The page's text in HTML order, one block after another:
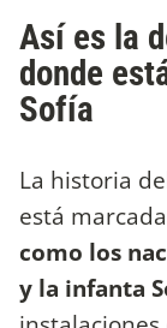
Así es la
donde
Sofía
La historia
está
como los
y la infanta